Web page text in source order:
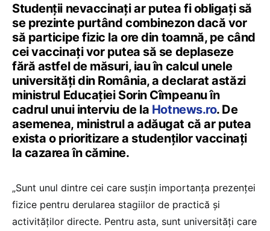
Studenții nevaccinați ar putea fi obligați să
se prezinte purtând combinezon dacă vor
să participe fizic la ore din toamnă, pe când
cei vaccinați vor putea să se deplaseze
fără astfel de măsuri, iau în calcul unele
universități din România, a declarat astăzi
ministrul Educației Sorin Cîmpeanu în
cadrul unui interviu de la Hotnews.ro. De
asemenea, ministrul a adăugat că ar putea
exista o prioritizare a studenților vaccinați
la cazarea în cămine.
„Sunt unul dintre cei care susțin importanța prezenței
fizice pentru derularea stagiilor de practică și
activităților directe. Pentru asta, sunt universități care